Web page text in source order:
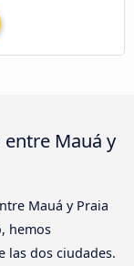
Mauá y
Mauá y Praia
hemos
las dos ciudades.